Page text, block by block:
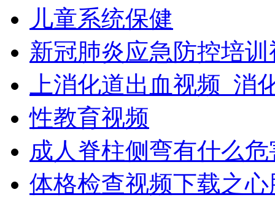
儿童系统保健
新冠肺炎应急防控培
上消化道出血视频_消
性教育视频
成人脊柱侧弯有什么
体格检查视频下载之